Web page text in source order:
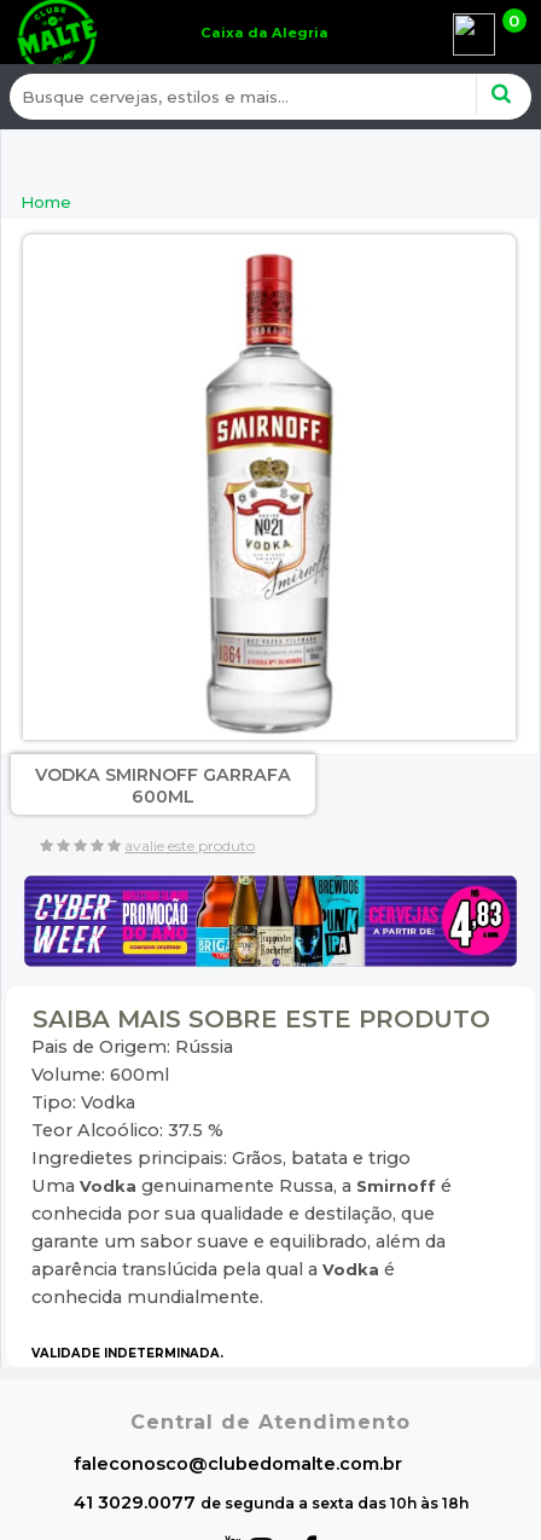
Caixa da Alegria
0
Home
VODKA SMIRNOFF GARRAFA
600ML
avalie este produto
SAIBA MAIS SOBRE ESTE PRODUTO
Pais de Origem: Rússia
Volume: 600ml
Tipo: Vodka
Teor Alcoólico: 37.5 %
Ingredietes principais: Grãos, batata e trigo
Uma Vodka genuinamente Russa, a Smirnoff é
conhecida por sua qualidade e destilação, que
garante um sabor suave e equilibrado, além da
aparência translúcida pela qual a Vodka é
conhecida mundialmente.
VALIDADE INDETERMINADA.
Central de Atendimento
faleconosco@clubedomalte.com.br
41 3029.0077 de segunda a sexta das 10h às 18h